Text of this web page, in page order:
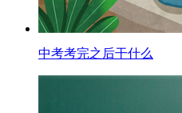
中考考完之后干什么